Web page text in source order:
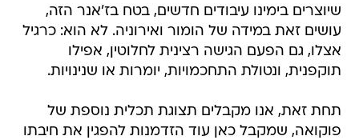
שיוצרים בימינו עיבודים חדשים, בטח בז'אנר הזה,
עושים זאת במידה של הומור ואירוניה. לא הוא: כרגיל
אצלו, גם הפעם הגישה רצינית לחלוטין, אפילו
תוקפנית, ונטולת התחכמויות, יומרות או שנינויות.
תחת זאת, אנו מקבלים תצוגת תכלית נוספת של
פוקואה, שמקבל כאן עוד הזדמנות להפגין את חיבתו